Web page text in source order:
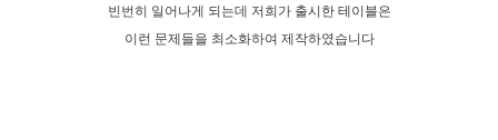
빈번히 일어나게 되는데 저희가 출시한 테이블은
이런 문제들을 최소화하여 제작하였습니다